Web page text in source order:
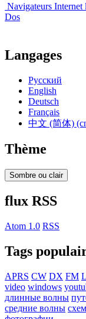
Navigateurs Internet
Dos
Langages
Русский
English
Deutsch
Français
中文 (简体)
Thème
Sombre ou clair
flux RSS
Atom 1.0 RSS
Tags
APRS CW DX FM
video windows
длинные волны
средние волны